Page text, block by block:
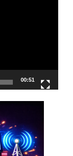
00:51